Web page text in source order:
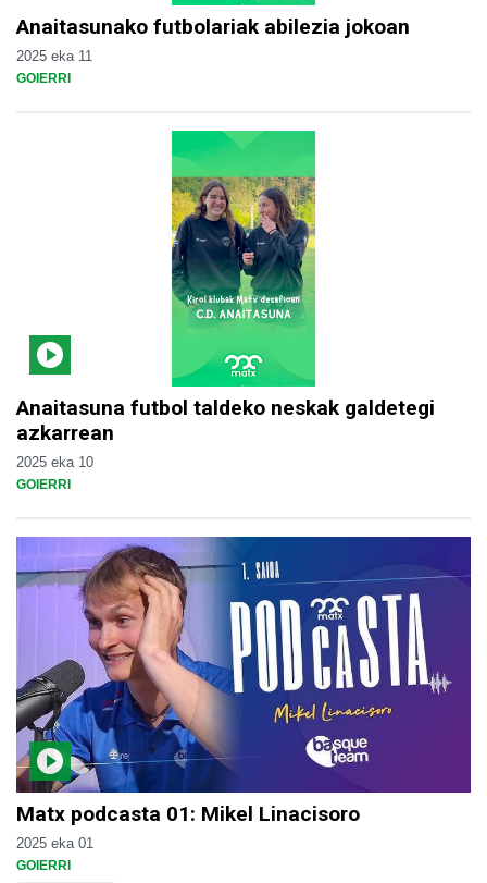
Anaitasunako futbolariak abilezia jokoan
2025 eka 11
GOIERRI
Anaitasuna futbol taldeko neskak galdetegi
azkarrean
2025 eka 10
GOIERRI
Matx podcasta 01: Mikel Linacisoro
2025 eka 01
GOIERRI